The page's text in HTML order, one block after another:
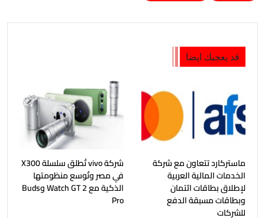
قد يعجبك ايضا
ماستركارد تتعاون مع شركة
الخدمات المالية العربية
لإطلاق بطاقات ائتمان
وبطاقات مسبقة الدفع
للشركات
شركة vivo تُطلق سلسلة X300
في مصر وتُوسع منظومتها
الذكية مع Watch GT 2 وBuds
Pro